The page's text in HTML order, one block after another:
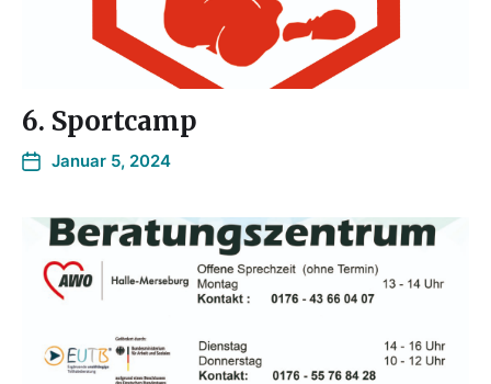
6. Sportcamp
Januar 5, 2024